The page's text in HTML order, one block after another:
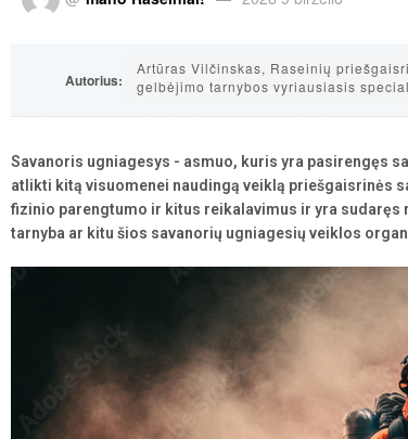
Autorius:
Artūras Vilčinskas, Raseinių
gelbėjimo tarnybos vyriausiasis
Savanoris ugniagesys - asmuo, kuris yra pasirengęs
atlikti kitą visuomenei naudingą veiklą priešgaisrinės
fizinio parengtumo ir kitus reikalavimus ir yra
tarnyba ar kitu šios savanorių ugniagesių veiklos